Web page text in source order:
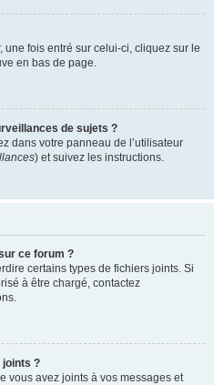
fois entré sur celui-ci, cliquez sur le
en bas de page.
de sujets ?
dans votre panneau de l’utilisateur
) et suivez les instructions.
ce forum ?
certains types de fichiers joints. Si
à être chargé, contactez
?
vous avez joints à vos messages et